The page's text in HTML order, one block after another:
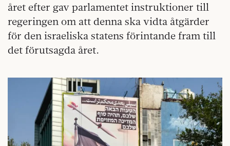
året efter gav parlamentet instruktioner till
regeringen om att denna ska vidta åtgärder
för den israeliska statens förintande fram till
det förutsagda året.